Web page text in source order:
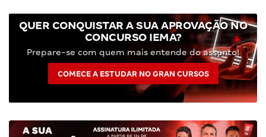
QUER CONQUISTAR A SUA APROVAÇÃO NO
CONCURSO IEMA?
Prepare-se com quem mais entende do assunto!
COMECE A ESTUDAR NO GRAN CURSOS